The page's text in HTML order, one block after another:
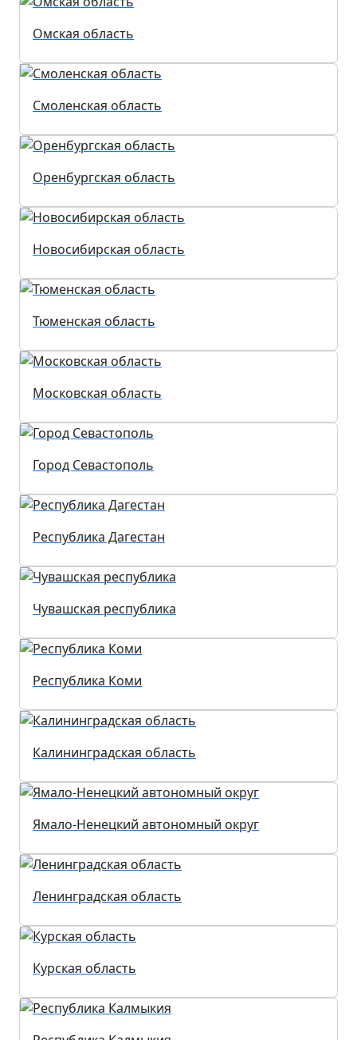
Омская область
Смоленская область
Оренбургская область
Новосибирская область
Тюменская область
Московская область
Город Севастополь
Республика Дагестан
Чувашская республика
Республика Коми
Калининградская область
Ямало-Ненецкий автономный округ
Ленинградская область
Курская область